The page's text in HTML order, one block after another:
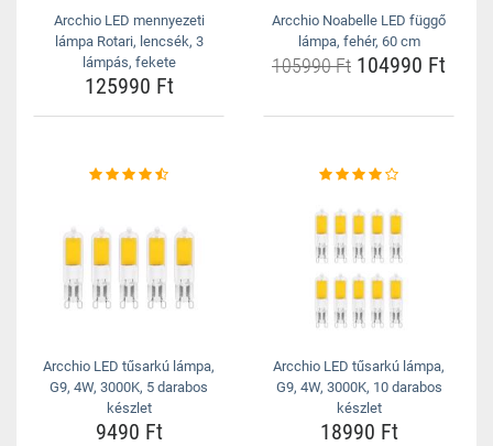
Arcchio LED mennyezeti
lámpa Rotari, lencsék, 3
lámpás, fekete
125990 Ft
Arcchio Noabelle LED függő
lámpa, fehér, 60 cm
105990 Ft 104990 Ft
Arcchio LED tűsarkú lámpa,
G9, 4W, 3000K, 5 darabos
készlet
9490 Ft
Arcchio LED tűsarkú lámpa,
G9, 4W, 3000K, 10 darabos
készlet
18990 Ft